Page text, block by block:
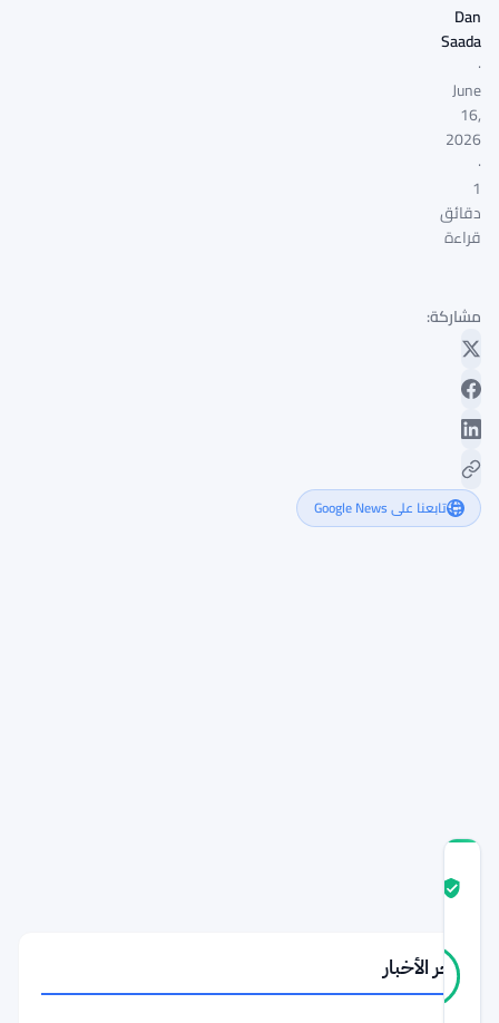
Dan
Saada
·
June
16,
2026
·
1
دقائق
قراءة
مشاركة:
تابعنا على Google News
91
%
حقيقي
موثّقآخر الأخبار